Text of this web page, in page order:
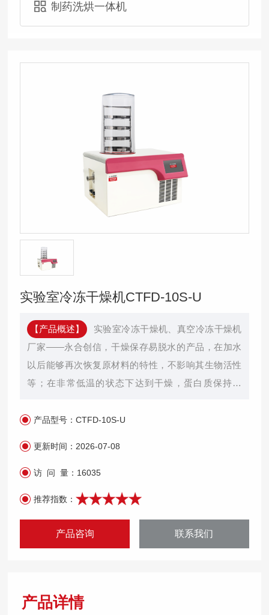
制药洗烘一体机
实验室冷冻干燥机CTFD-10S-U
【产品概述】
实验室冷冻干燥机、真空冷冻干燥机
厂家——永合创信，干燥保存易脱水的产品，在加水
以后能够再次恢复原材料的特性，不影响其生物活性
等；在非常低温的状态下达到干燥，蛋白质保持无
菌、病毒、血浆、血清、抗体、疫苗以及药品、微生
产品型号：CTFD-10S-U
更新时间： 2026-07-08
访 问 量： 16035
推荐指数：
产品咨询 联系我们
产品详情